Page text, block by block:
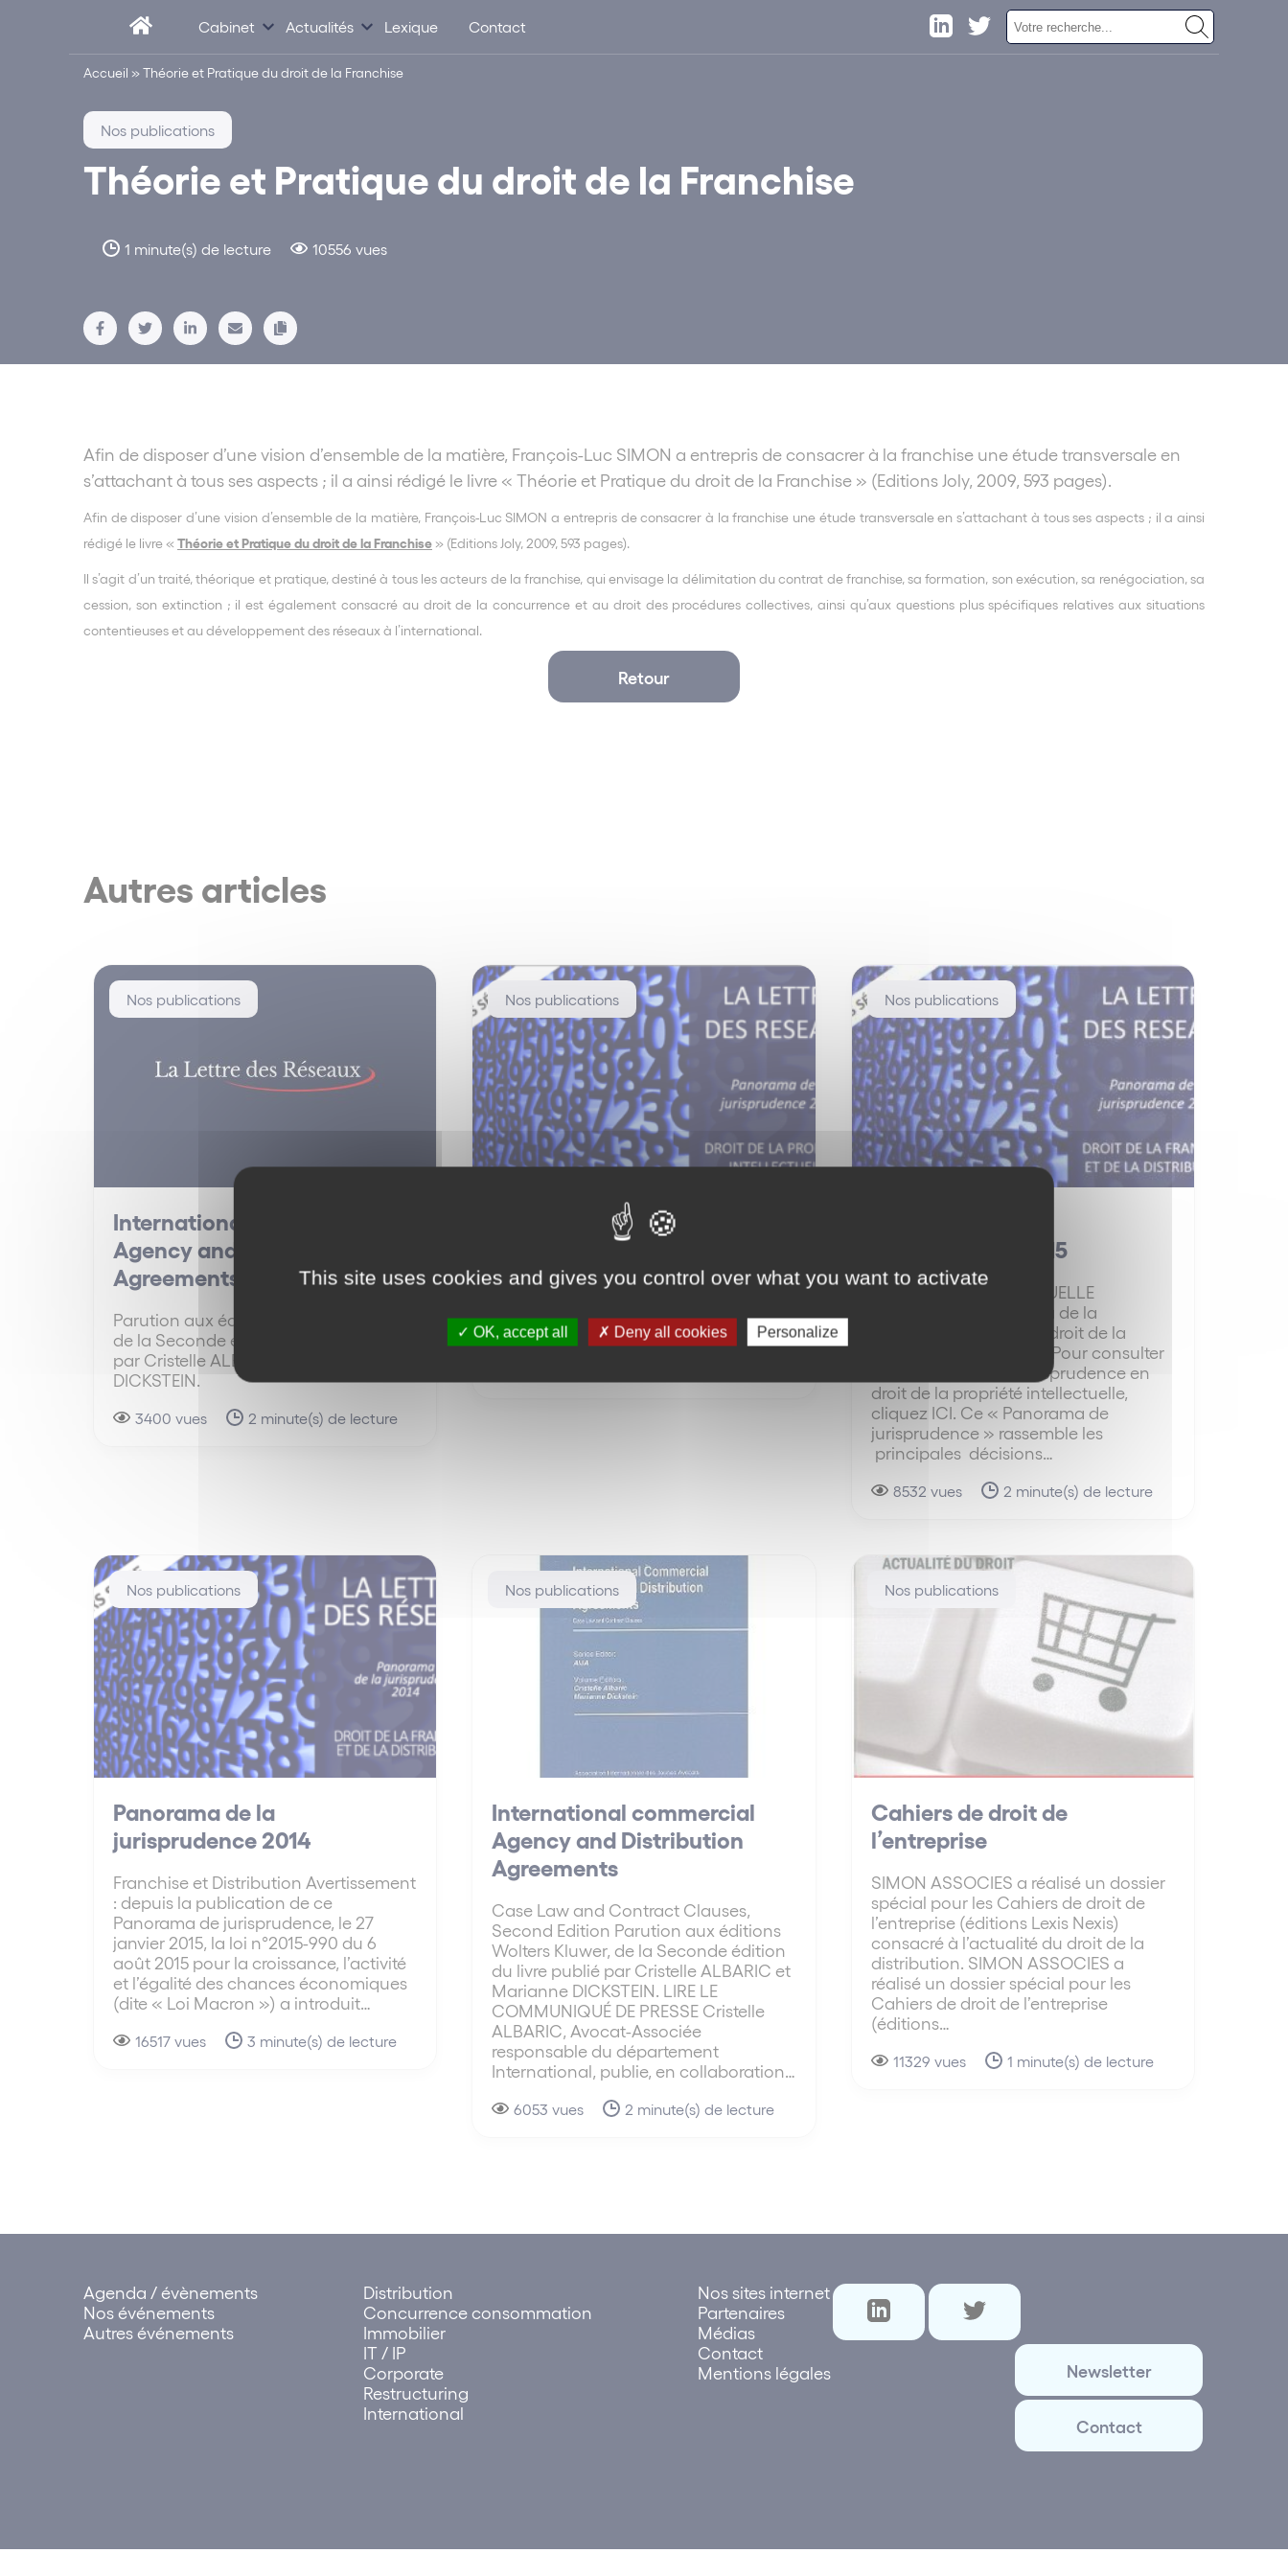
Cabinet Actualités Lexique Contact
Accueil »Théorie et Pratique du droit de la Franchise
Théorie et Pratique du droit de la Franchise
1 minute(s) de lecture 10556 vues
Nos publications
Afin de disposer d’une vision d’ensemble de la matière, François-Luc SIMON a entrepris de consacrer à la franchise une étude transversale en
s’attachant à tous ses aspects ; il a ainsi rédigé le livre « Théorie et Pratique du droit de la Franchise » (Editions Joly, 2009, 593 pages).
Afin de disposer d’une vision d’ensemble de la matière, François-Luc SIMON a entrepris de consacrer à la franchise une étude transversale en s’attachant à tous ses aspects ; il a ainsi
rédigé le livre « Théorie et Pratique du droit de la Franchise » (Editions Joly, 2009, 593 pages).
Il s’agit d’un traité, théorique et pratique, destiné à tous les acteurs de la franchise, qui envisage la délimitation du contrat de franchise, sa formation, son exécution, sa renégociation, sa
cession, son extinction ; il est également consacré au droit de la concurrence et au droit des procédures collectives, ainsi qu’aux questions plus spécifiques relatives aux situations
contentieuses et au développement des réseaux à l’international.
Retour
Autres articles
Nos publications
International Commercial
Agency and Distribution
Agreements
Parution aux éditions Wolters Kluwer,
de la Seconde édition du livre publié
par Cristelle ALBARIC et Marianne
DICKSTEIN.
3400 vues 2 minute(s) de lecture
Nos publications
Panorama de la
jurisprudence 2015
Consultez le panorama de la
propriété intellectuelle.
Nos publications
jurisprudence 2015
PROPRIÉTÉ INTELLECTUELLE
Consultez le panorama de la
juridprudence 2015 en droit de la
propriété intellectuelle. Pour consulter
le panorama de la jurisprudence en
droit de la propriété intellectuelle,
cliquez ICI. Ce « Panorama de
jurisprudence » rassemble les
principales décisions…
8532 vues 2 minute(s) de lecture
Nos publications
Panorama de la
jurisprudence 2014
Franchise et Distribution Avertissement
: depuis la publication de ce
Panorama de jurisprudence, le 27
janvier 2015, la loi n°2015-990 du 6
août 2015 pour la croissance, l’activité
et l’égalité des chances économiques
(dite « Loi Macron ») a introduit…
16517 vues 3 minute(s) de lecture
Nos publications
International commercial
Agency and Distribution
Agreements
Case Law and Contract Clauses,
Second Edition Parution aux éditions
Wolters Kluwer, de la Seconde édition
du livre publié par Cristelle ALBARIC et
Marianne DICKSTEIN. LIRE LE
COMMUNIQUÉ DE PRESSE Cristelle
ALBARIC, Avocat-Associée
responsable du département
International, publie, en collaboration…
6053 vues 2 minute(s) de lecture
Nos publications
Cahiers de droit de
l’entreprise
SIMON ASSOCIES a réalisé un dossier
spécial pour les Cahiers de droit de
l’entreprise (éditions Lexis Nexis)
consacré à l’actualité du droit de la
distribution. SIMON ASSOCIES a
réalisé un dossier spécial pour les
Cahiers de droit de l’entreprise
(éditions…
11329 vues 1 minute(s) de lecture
Agenda / évènements
Nos événements
Autres événements
Distribution
Concurrence consommation
Immobilier
IT / IP
Corporate
Restructuring
International
Nos sites internet
Partenaires
Médias
Contact
Mentions légales
Newsletter
Contact
This site uses cookies and gives you control over what you want to activate
OK, accept all Deny all cookies Personalize